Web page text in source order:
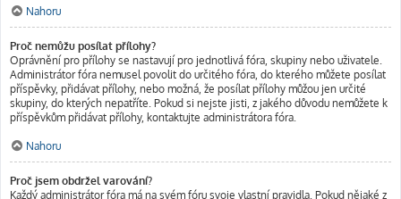
Nahoru
Proč nemůžu posílat přílohy?
Oprávnění pro přílohy se nastavují pro jednotlivá fóra, skupiny nebo uživatele.
Administrátor fóra nemusel povolit do určitého fóra, do kterého můžete posílat
příspěvky, přidávat přílohy, nebo možná, že posílat přílohy můžou jen určité
skupiny, do kterých nepatříte. Pokud si nejste jisti, z jakého důvodu nemůžete k
příspěvkům přidávat přílohy, kontaktujte administrátora fóra.
Nahoru
Proč jsem obdržel varování?
Každý administrátor fóra má na svém fóru svoje vlastní pravidla. Pokud nějaké z